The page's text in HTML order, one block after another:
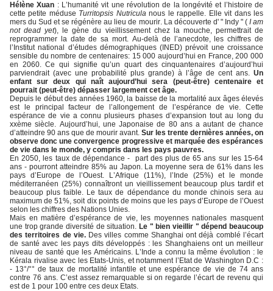
Hélène Xuan : L’humanité vit une révolution de la longévité et l’histoire de
cette petite méduse Turritopsis Nutriculanous le rappelle. Elle vit dans les
mers du Sud et se régénère au lieu de mourir. La découverte d' " Indy " ( I am
not dead yet), le gène du vieillissement chez la mouche, permettrait de
reprogrammer la date de sa mort. Au-delà de l’anecdote, les chiffres de
l’Institut national d’études démographiques (INED) prévoit une croissance
sensible du nombre de centenaires: 15 000 aujourd’hui en France, 200 000
en 2060. Ce qui signifie qu’un quart des cinquantenaires d’aujourd’hui
parviendrait (avec une probabilité plus grande) à l’âge de cent ans. Un
enfant sur deux qui naît aujourd’hui sera (peut-être) centenaire et
pourrait (peut-être) dépasser largement cet âge.
Depuis le début des années 1960, la baisse de la mortalité aux âges élevés
est le principal facteur de l’allongement de l’espérance de vie. Cette
espérance de vie a connu plusieurs phases d’expansion tout au long du
xxème siècle. Aujourd’hui, une Japonaise de 80 ans a autant de chance
d’atteindre 90 ans que de mourir avant. Sur les trente dernières années, on
observe donc une convergence progressive et marquée des espérances
de vie dans le monde, y compris dans les pays pauvres.
En 2050, les taux de dépendance - part des plus de 65 ans sur les 15-64
ans - pourront atteindre 85% au Japon. La moyenne sera de 61% dans les
pays d’Europe de l’Ouest. L’Afrique (11%), l’Inde (25%) et le monde
méditerranéen (25%) connaîtront un vieillissement beaucoup plus tardif et
beaucoup plus faible. Le taux de dépendance du monde chinois sera au
maximum de 51%, soit dix points de moins que les pays d’Europe de l’Ouest
selon les chiffres des Nations Unies.
Mais en matière d’espérance de vie, les moyennes nationales masquent
une trop grande diversité de situation. Le " bien vieillir " dépend beaucoup
des territoires de vie.Des villes comme Shanghai ont déjà comblé l’écart
de santé avec les pays dits développés : les Shanghaiens ont un meilleur
niveau de santé que les Américains. L’Inde a connu la même évolution : le
Kérala rivalise avec les Etats-Unis, et notamment l’Etat de Washington D.C :
- 13°/°° de taux de mortalité infantile et une espérance de vie de 74 ans
contre 76 ans. C’est assez remarquable si on regarde l’écart de revenu qui
est de 1 pour 100 entre ces deux Etats.